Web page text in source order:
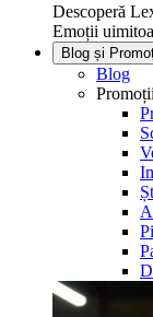
Descoperă
Emoții
Blog și
Blog
Promoții